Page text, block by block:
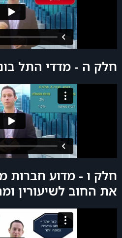
חלק ה - מדדי התל
חלק ו - מדוע חברות
את החוב לשיעורין